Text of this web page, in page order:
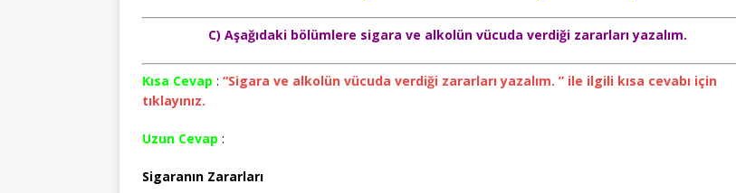
C) Aşağıdaki bölümlere sigara ve alkolün vücuda verdiği zararları yazalım.
Kısa Cevap : “Sigara ve alkolün vücuda verdiği zararları yazalım. ” ile ilgili kısa cevabı için
tıklayınız.
Uzun Cevap :
Sigaranın Zararları